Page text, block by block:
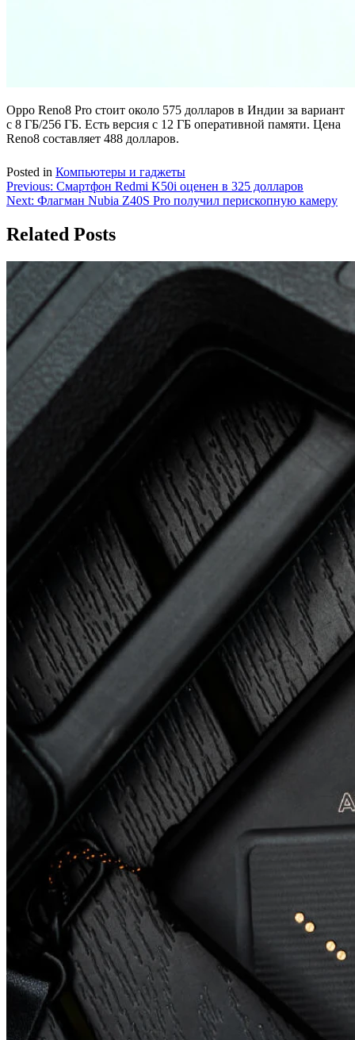
Oppo Reno8 Pro стоит около 575 долларов в Индии за вариант
с 8 ГБ/256 ГБ. Есть версия с 12 ГБ оперативной памяти. Цена
Reno8 составляет 488 долларов.
Posted in Компьютеры и гаджеты
Навигация
по
записям
Previous: Смартфон Redmi K50i оценен в 325 долларов
Next: Флагман Nubia Z40S Pro получил перископную камеру
Related Posts